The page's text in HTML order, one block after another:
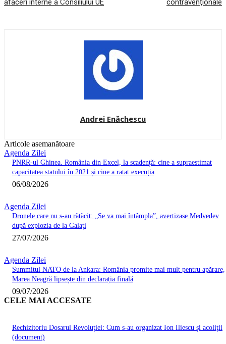
afaceri interne a Consiliului UE contravenţionale
Andrei Enăchescu
Articole asemanătoare
Agenda Zilei
PNRR-ul Ghinea. România din Excel, la scadență: cine a supraestimat
capacitatea statului în 2021 și cine a ratat execuția
06/08/2026
Agenda Zilei
Dronele care nu s-au rătăcit: „Se va mai întâmpla”, avertizase Medvedev
după explozia de la Galați
27/07/2026
Agenda Zilei
Summitul NATO de la Ankara: România promite mai mult pentru apărare,
Marea Neagră lipsește din declarația finală
09/07/2026
CELE MAI ACCESATE
Rechizitoriu Dosarul Revoluției: Cum s-au organizat Ion Iliescu și acoliții
(document)